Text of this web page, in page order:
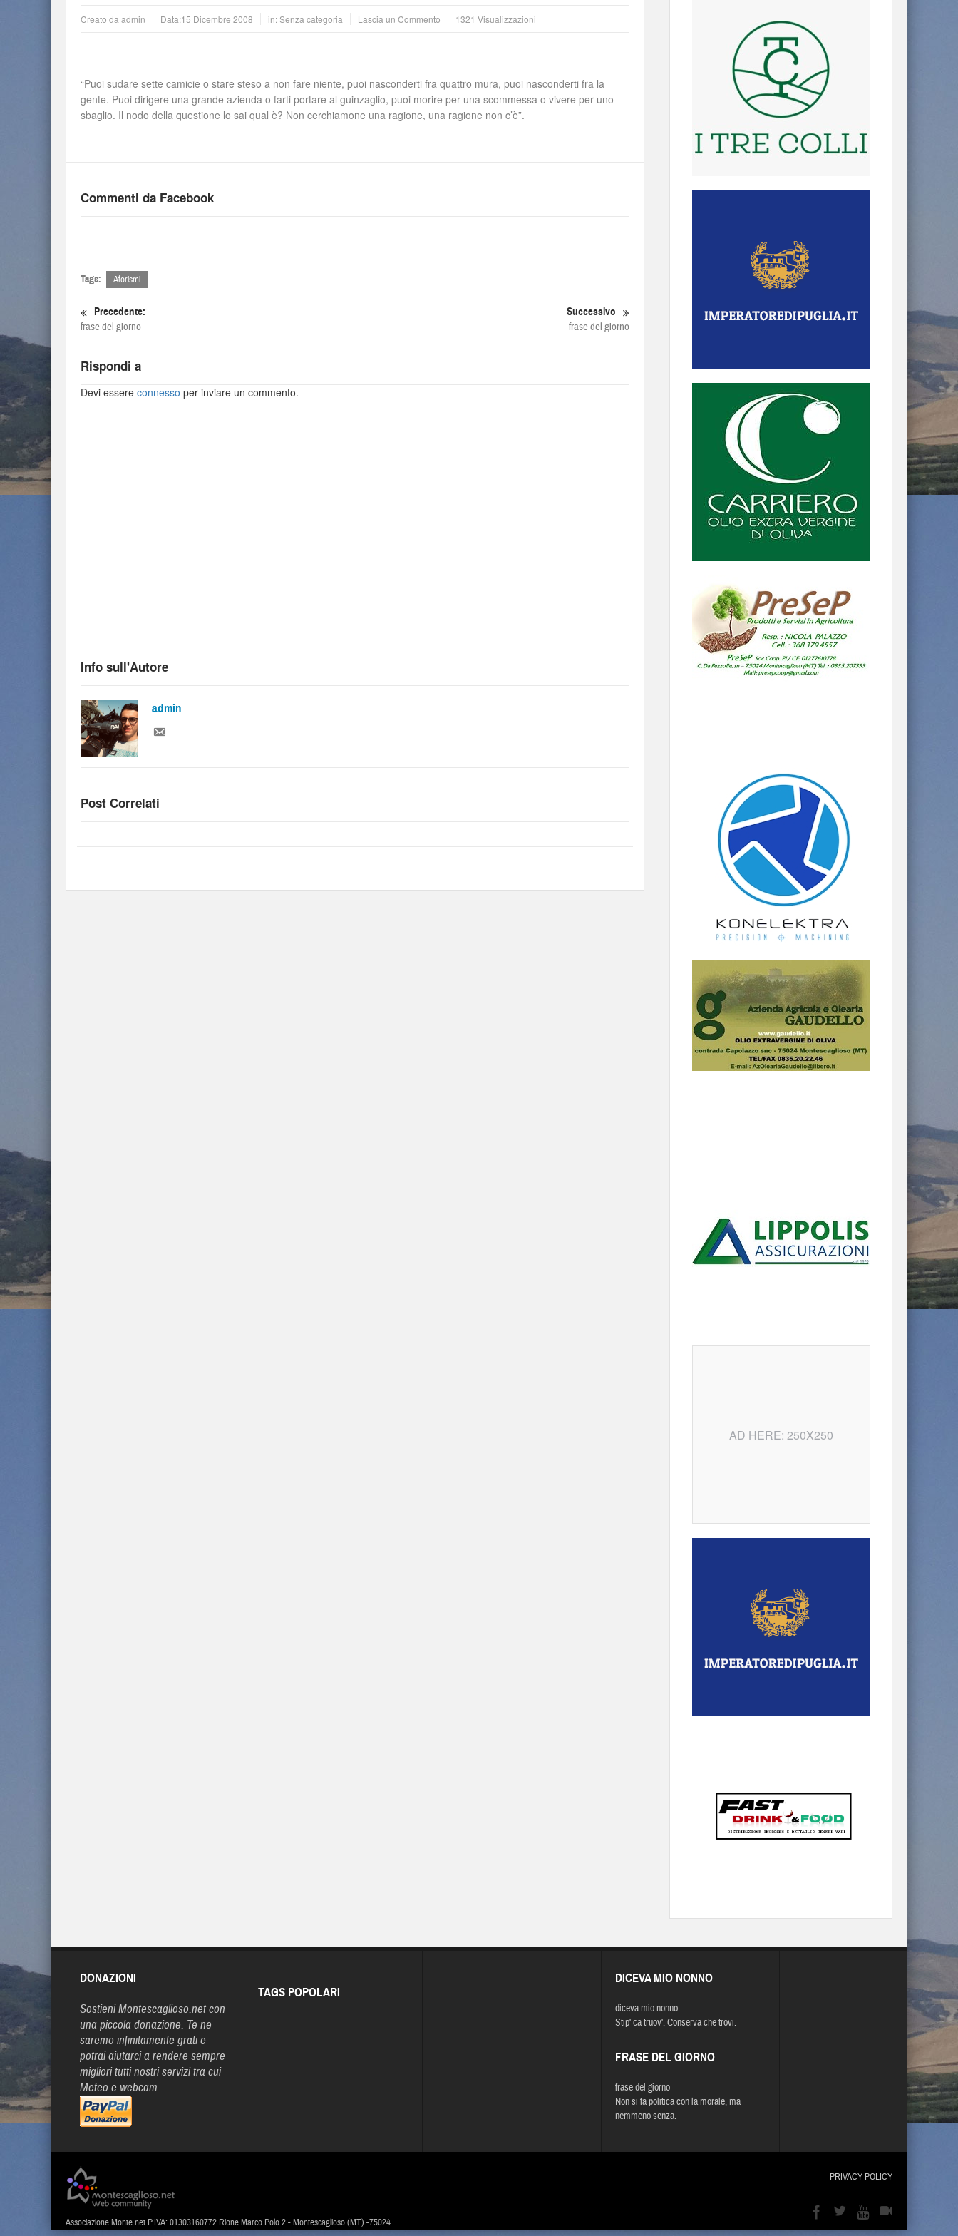
Creato da admin Data:15 Dicembre 2008 in: Senza categoria Lascia un Commento 1321 Visualizzazioni
“Puoi sudare sette camicie o stare steso a non fare niente, puoi nasconderti fra quattro mura, puoi nasconderti fra la
gente. Puoi dirigere una grande azienda o farti portare al guinzaglio, puoi morire per una scommessa o vivere per uno
sbaglio. Il nodo della questione lo sai qual è? Non cerchiamone una ragione, una ragione non c’è”.
Commenti da Facebook
Tags: Aforismi
Precedente:
frase del giorno
Successivo
frase del giorno
Rispondi a
Devi essere connesso per inviare un commento.
Info sull'Autore
admin
Post Correlati
AD HERE: 250X250
DONAZIONI
Sostieni Montescaglioso.net con
una piccola donazione. Te ne
saremo infinitamente grati e
potrai aiutarci a rendere sempre
migliori tutti nostri servizi tra cui
Meteo e webcam
TAGS POPOLARI
DICEVA MIO NONNO
diceva mio nonno
Stip' ca truov'. Conserva che trovi.
FRASE DEL GIORNO
frase del giorno
Non si fa politica con la morale, ma
nemmeno senza.
PRIVACY POLICY
Associazione Monte.net P.IVA: 01303160772 Rione Marco Polo 2 - Montescaglioso (MT) -75024